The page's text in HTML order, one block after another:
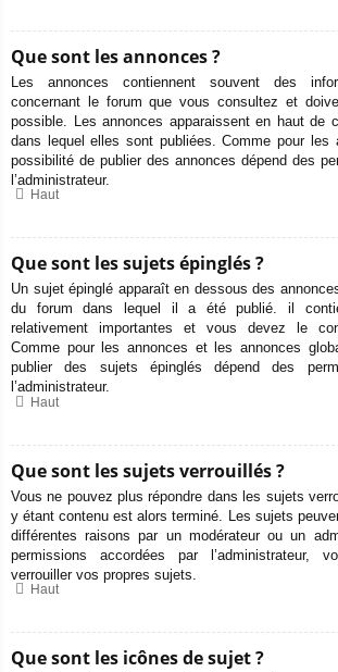
Que sont les annonces ?
Les annonces contiennent souvent des
concernant le forum que vous consultez et
possible. Les annonces apparaissent en haut de
dans lequel elles sont publiées. Comme pour les
possibilité de publier des annonces dépend des
l’administrateur.
Haut
Que sont les sujets épinglés ?
Un sujet épinglé apparaît en dessous des
du forum dans lequel il a été publié. il
relativement importantes et vous devez le
Comme pour les annonces et les annonces
publier des sujets épinglés dépend des
l’administrateur.
Haut
Que sont les sujets verrouillés ?
Vous ne pouvez plus répondre dans les sujets
y étant contenu est alors terminé. Les sujets
différentes raisons par un modérateur ou un
permissions accordées par l’administrateur,
verrouiller vos propres sujets.
Haut
Que sont les icônes de sujet ?